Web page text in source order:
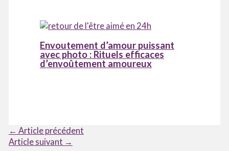
Envoutement d’amour puissant
avec photo : Rituels efficaces
d’envoûtement amoureux
← Article précédent
Article suivant →